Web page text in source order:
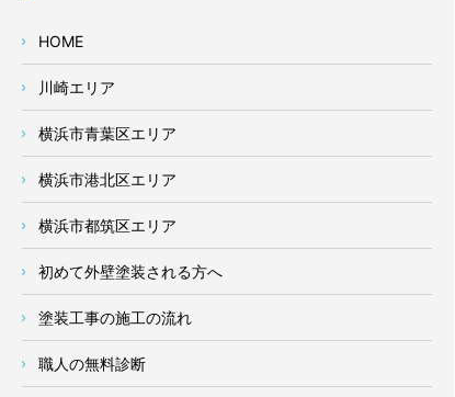
HOME
川崎エリア
横浜市青葉区エリア
横浜市港北区エリア
横浜市都筑区エリア
初めて外壁塗装される方へ
塗装工事の施工の流れ
職人の無料診断